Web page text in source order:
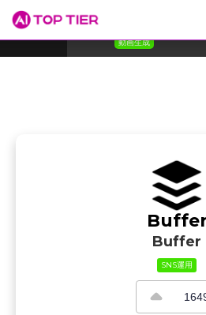
ランキング
動画生成
Buffer
SNS運用
ホーム